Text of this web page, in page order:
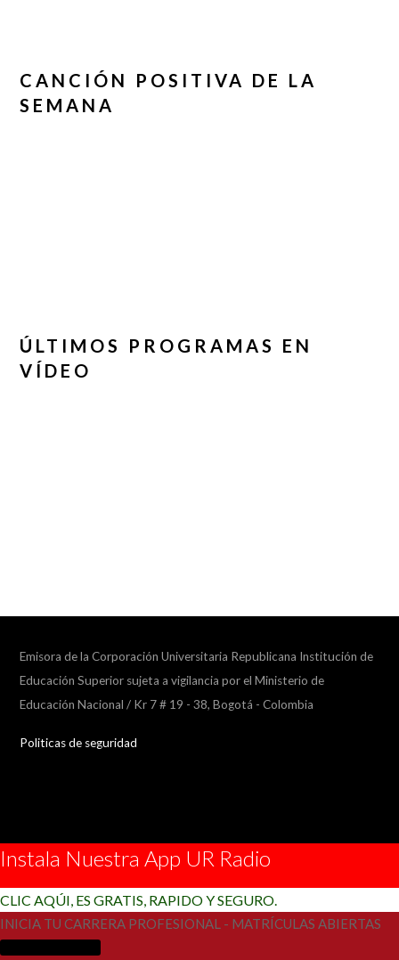
CANCIÓN POSITIVA DE LA
SEMANA
ÚLTIMOS PROGRAMAS EN
VÍDEO
Emisora de la Corporación Universitaria Republicana Institución de
Educación Superior sujeta a vigilancia por el Ministerio de
Educación Nacional / Kr 7 # 19 - 38, Bogotá - Colombia
Politicas de seguridad
Instala Nuestra App UR Radio
CLIC AQÚI, ES GRATIS, RAPIDO Y SEGURO.
INICIA TU CARRERA PROFESIONAL - MATRÍCULAS ABIERTAS